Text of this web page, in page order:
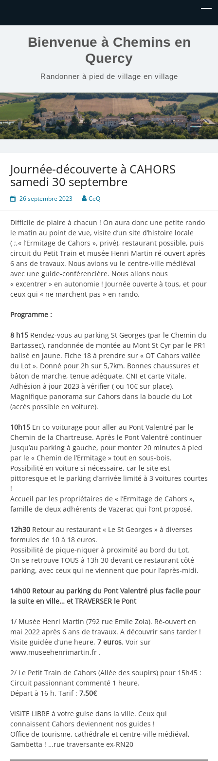
Bienvenue à Chemins en
Quercy
Randonner à pied de village en village
Journée-découverte à CAHORS
samedi 30 septembre
26 septembre 2023 CeQ
Difficile de plaire à chacun ! On aura donc une petite rando
le matin au point de vue, visite d’un site d’histoire locale
( ;,« l’Ermitage de Cahors », privé), restaurant possible, puis
circuit du Petit Train et musée Henri Martin ré-ouvert après
6 ans de travaux. Nous avions vu le centre-ville médiéval
avec une guide-conférencière. Nous allons nous
« excentrer » en autonomie ! Journée ouverte à tous, et pour
ceux qui « ne marchent pas » en rando.
Programme :
8 h15 Rendez-vous au parking St Georges (par le Chemin du
Bartassec), randonnée de montée au Mont St Cyr par le PR1
balisé en jaune. Fiche 18 à prendre sur « OT Cahors vallée
du Lot ». Donné pour 2h sur 5,7km. Bonnes chaussures et
bâton de marche, tenue adéquate. CNI et carte Vitale.
Adhésion à jour 2023 à vérifier ( ou 10€ sur place).
Magnifique panorama sur Cahors dans la boucle du Lot
(accès possible en voiture).
10h15 En co-voiturage pour aller au Pont Valentré par le
Chemin de la Chartreuse. Après le Pont Valentré continuer
jusqu’au parking à gauche, pour monter 20 minutes à pied
par le « Chemin de l’Ermitage » tout en sous-bois.
Possibilité en voiture si nécessaire, car le site est
pittoresque et le parking d’arrivée limité à 3 voitures courtes
!
Accueil par les propriétaires de « l’Ermitage de Cahors »,
famille de deux adhérents de Vazerac qui l’ont proposé.
12h30 Retour au restaurant « Le St Georges » à diverses
formules de 10 à 18 euros.
Possibilité de pique-niquer à proximité au bord du Lot.
On se retrouve TOUS à 13h 30 devant ce restaurant côté
parking, avec ceux qui ne viennent que pour l’après-midi.
14h00 Retour au parking du Pont Valentré plus facile pour
la suite en ville… et TRAVERSER le Pont
1/ Musée Henri Martin (792 rue Emile Zola). Ré-ouvert en
mai 2022 après 6 ans de travaux. A découvrir sans tarder !
Visite guidée d’une heure, 7 euros. Voir sur
www.museehenrimartin.fr .
2/ Le Petit Train de Cahors (Allée des soupirs) pour 15h45 :
Circuit passionnant commenté 1 heure.
Départ à 16 h. Tarif : 7,50€
VISITE LIBRE à votre guise dans la ville. Ceux qui
connaissent Cahors deviennent nos guides !
Office de tourisme, cathédrale et centre-ville médiéval,
Gambetta ! …rue traversante ex-RN20